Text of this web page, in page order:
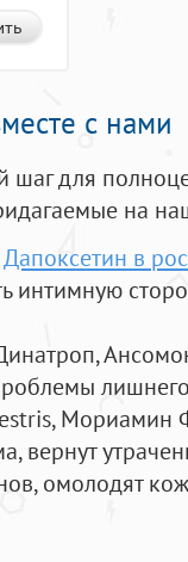
с нами
шаг для
на
Дапоксетин в
интимную
Мориамин
вернут
омолодят